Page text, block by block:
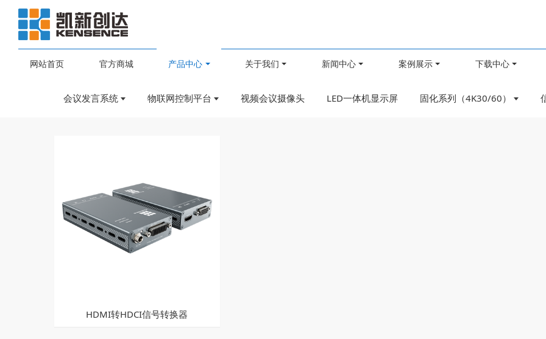
网站首页 官方商城 产品中心 关于我们 新闻中心 案例展示 下载中心
会议发言系统 物联网控制平台 视频会议摄像头 LED一体机显示屏 固化系列（4K30/60）
HDMI转HDCI信号转换器